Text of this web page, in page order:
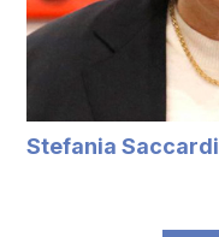
Stefania Saccardi